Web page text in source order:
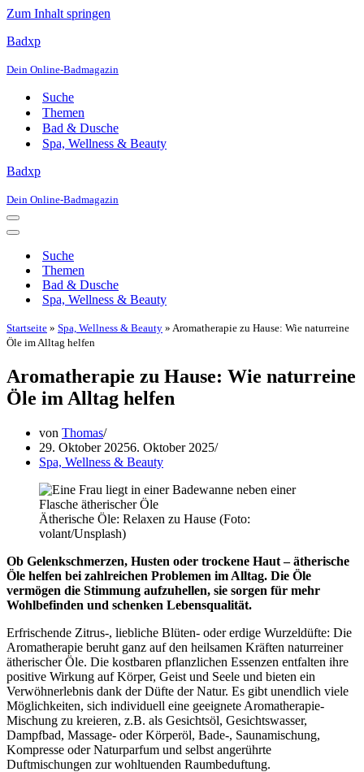
Zum Inhalt springen
Badxp
Dein Online-Badmagazin
Suche
Themen
Bad & Dusche
Spa, Wellness & Beauty
Badxp
Dein Online-Badmagazin
Navigationsmenü
Navigationsmenü
Suche
Themen
Bad & Dusche
Spa, Wellness & Beauty
Startseite » Spa, Wellness & Beauty » Aromatherapie zu Hause: Wie naturreine
Öle im Alltag helfen
Aromatherapie zu Hause: Wie naturreine
Öle im Alltag helfen
von Thomas
29. Oktober 20256. Oktober 2025
Spa, Wellness & Beauty
Ätherische Öle: Relaxen zu Hause (Foto:
volant/Unsplash)
Ob Gelenkschmerzen, Husten oder trockene Haut – ätherische
Öle helfen bei zahlreichen Problemen im Alltag. Die Öle
vermögen die Stimmung aufzuhellen, sie sorgen für mehr
Wohlbefinden und schenken Lebensqualität.
Erfrischende Zitrus-, liebliche Blüten- oder erdige Wurzeldüfte: Die
Aromatherapie beruht ganz auf den heilsamen Kräften naturreiner
ätherischer Öle. Die kostbaren pflanzlichen Essenzen entfalten ihre
positive Wirkung auf Körper, Geist und Seele und bieten ein
Verwöhnerlebnis dank der Düfte der Natur. Es gibt unendlich viele
Möglichkeiten, sich individuell eine geeignete Aromatherapie-
Mischung zu kreieren, z.B. als Gesichtsöl, Gesichtswasser,
Dampfbad, Massage- oder Körperöl, Bade-, Saunamischung,
Kompresse oder Naturparfum und selbst angerührte
Duftmischungen zur wohltuenden Raumbeduftung.